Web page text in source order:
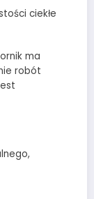
ciekłe
ma
robót